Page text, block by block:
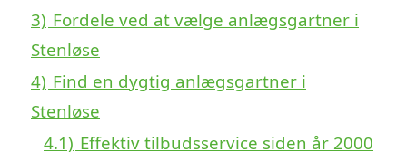
3) Fordele ved at vælge anlægsgartner i
Stenløse
4) Find en dygtig anlægsgartner i
Stenløse
4.1) Effektiv tilbudsservice siden år 2000